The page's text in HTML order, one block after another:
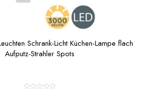
Schrank-Licht Küchen-Lampe flach
Aufputz-Strahler Spots